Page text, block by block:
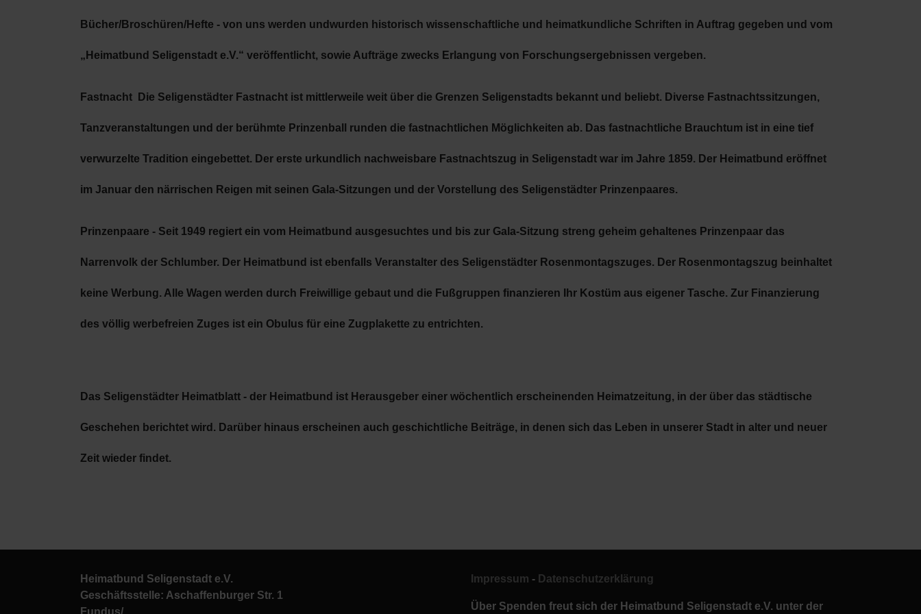
Bücher/Broschüren/Hefte - von uns werden undwurden historisch wissenschaftliche und heimatkundliche Schriften in Auftrag gegeben und vom
„Heimatbund Seligenstadt e.V.“ veröffentlicht, sowie Aufträge zwecks Erlangung von Forschungsergebnissen vergeben.
Fastnacht Die Seligenstädter Fastnacht ist mittlerweile weit über die Grenzen Seligenstadts bekannt und beliebt. Diverse Fastnachtssitzungen,
Tanzveranstaltungen und der berühmte Prinzenball runden die fastnachtlichen Möglichkeiten ab. Das fastnachtliche Brauchtum ist in eine tief
verwurzelte Tradition eingebettet. Der erste urkundlich nachweisbare Fastnachtszug in Seligenstadt war im Jahre 1859. Der Heimatbund eröffnet
im Januar den närrischen Reigen mit seinen Gala-Sitzungen und der Vorstellung des Seligenstädter Prinzenpaares.
Prinzenpaare - Seit 1949 regiert ein vom Heimatbund ausgesuchtes und bis zur Gala-Sitzung streng geheim gehaltenes Prinzenpaar das
Narrenvolk der Schlumber. Der Heimatbund ist ebenfalls Veranstalter des Seligenstädter Rosenmontagszuges. Der Rosenmontagszug beinhaltet
keine Werbung. Alle Wagen werden durch Freiwillige gebaut und die Fußgruppen finanzieren Ihr Kostüm aus eigener Tasche. Zur Finanzierung
des völlig werbefreien Zuges ist ein Obulus für eine Zugplakette zu entrichten.
Das Seligenstädter Heimatblatt - der Heimatbund ist Herausgeber einer wöchentlich erscheinenden Heimatzeitung, in der über das städtische
Geschehen berichtet wird. Darüber hinaus erscheinen auch geschichtliche Beiträge, in denen sich das Leben in unserer Stadt in alter und neuer
Zeit wieder findet.
Heimatbund Seligenstadt e.V.
Geschäftsstelle: Aschaffenburger Str. 1
Fundus/
Impressum - Datenschutzerklärung
Über Spenden freut sich der Heimatbund Seligenstadt e.V. unter der